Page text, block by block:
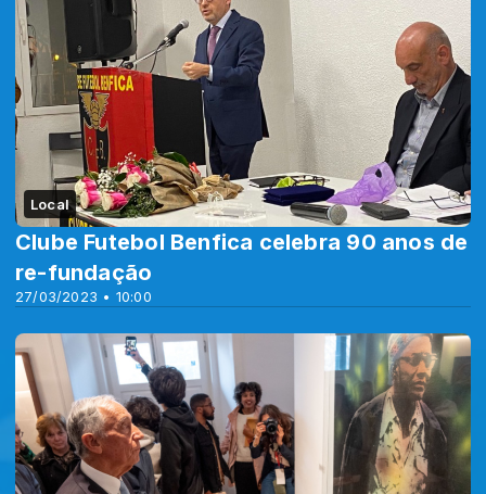
Local
27/03/2023 • 10:00
Clube Futebol Benfica celebra 90 anos de
re-fundação